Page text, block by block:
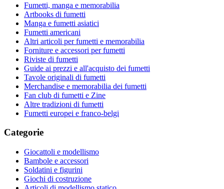
Fumetti, manga e memorabilia
Artbooks di fumetti
Manga e fumetti asiatici
Fumetti americani
Altri articoli per fumetti e memorabilia
Forniture e accessori per fumetti
Riviste di fumetti
Guide ai prezzi e all'acquisto dei fumetti
Tavole originali di fumetti
Merchandise e memorabilia dei fumetti
Fan club di fumetti e Zine
Altre tradizioni di fumetti
Fumetti europei e franco-belgi
Categorie
Giocattoli e modellismo
Bambole e accessori
Soldatini e figurini
Giochi di costruzione